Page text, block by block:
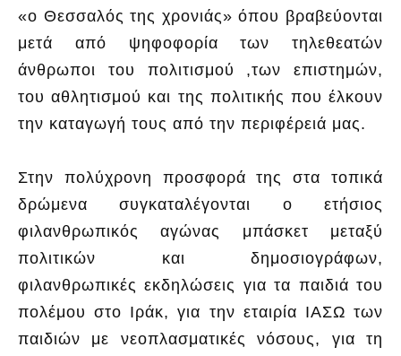
«ο Θεσσαλός της χρονιάς» όπου βραβεύονται
μετά από ψηφοφορία των τηλεθεατών
άνθρωποι του πολιτισμού ,των επιστημών,
του αθλητισμού και της πολιτικής που έλκουν
την καταγωγή τους από την περιφέρειά μας.
Στην πολύχρονη προσφορά της στα τοπικά
δρώμενα συγκαταλέγονται ο ετήσιος
φιλανθρωπικός αγώνας μπάσκετ μεταξύ
πολιτικών και δημοσιογράφων,
φιλανθρωπικές εκδηλώσεις για τα παιδιά του
πολέμου στο Ιράκ, για την εταιρία ΙΑΣΩ των
παιδιών με νεοπλασματικές νόσους, για τη